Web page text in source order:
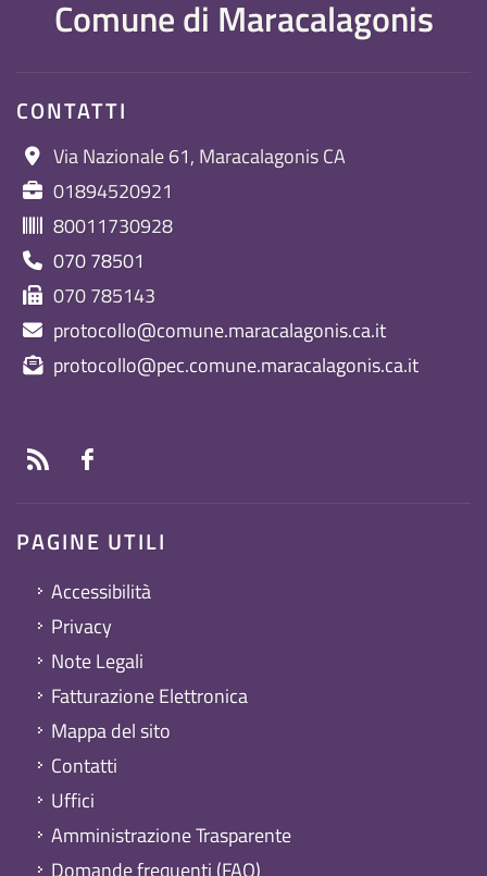
Comune di Maracalagonis
CONTATTI
Via Nazionale 61, Maracalagonis CA
01894520921
80011730928
070 78501
070 785143
protocollo@comune.maracalagonis.ca.it
protocollo@pec.comune.maracalagonis.ca.it
PAGINE UTILI
Accessibilità
Privacy
Note Legali
Fatturazione Elettronica
Mappa del sito
Contatti
Uffici
Amministrazione Trasparente
Domande frequenti (FAQ)